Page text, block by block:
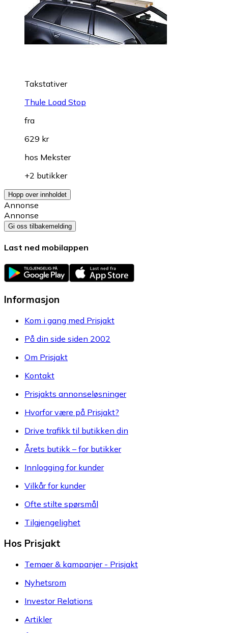
Takstativer
Thule Load Stop
fra
629 kr
hos Mekster
+2 butikker
Hopp over innholdet
Annonse
Annonse
Gi oss tilbakemelding
Last ned mobilappen
Informasjon
Kom i gang med Prisjakt
På din side siden 2002
Om Prisjakt
Kontakt
Prisjakts annonseløsninger
Hvorfor være på Prisjakt?
Drive trafikk til butikken din
Årets butikk – for butikker
Innlogging for kunder
Vilkår for kunder
Ofte stilte spørsmål
Tilgjengelighet
Hos Prisjakt
Temaer & kampanjer - Prisjakt
Nyhetsrom
Investor Relations
Artikler